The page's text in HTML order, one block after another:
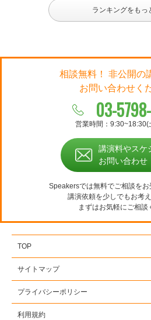
ランキングをもっ
相談無料！ 非公開の
お問い合わせく
03-
営業時間：9:30~18:30(
講演料やスケ
お問い合わせ
Speakersでは無料でご相談をお
講演依頼を少しでもお考え
まずはお気軽にご相談
TOP
サイトマップ
プライバシーポリシー
利用規約